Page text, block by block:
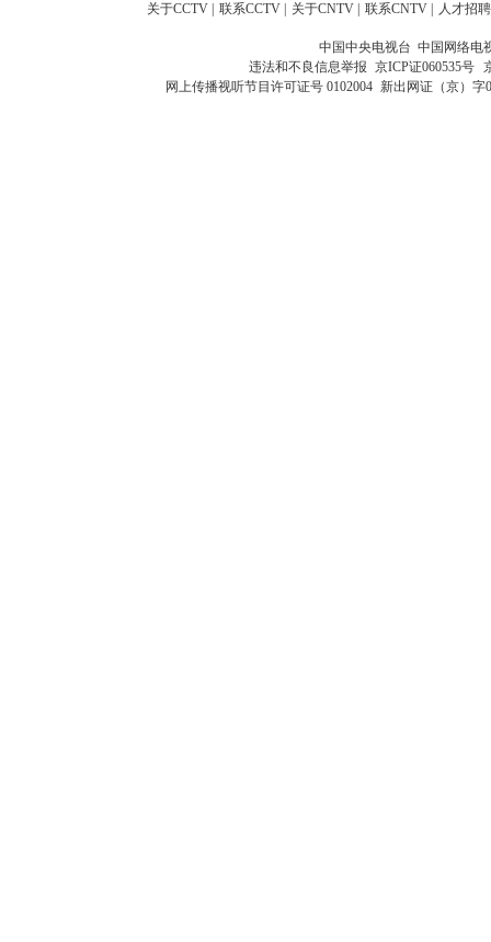
关于CCTV 联系CCTV 关于CNTV 联系CNTV 人才招聘
中国中央电视台 中国网络电
违法和不良信息举报 京ICP证060535号
网上传播视听节目许可证号 0102004 新出网证（京）